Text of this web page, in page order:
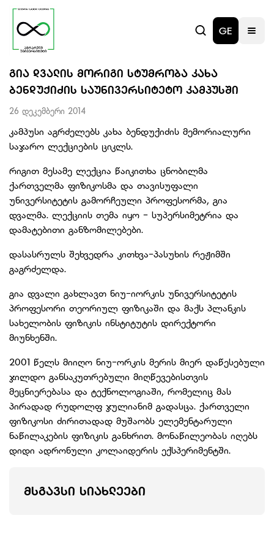
GE
ᲒᲘᲐ ᲓᲕᲐᲚᲘᲡ ᲛᲝᲠᲘᲒᲘ ᲡᲢᲣᲛᲠᲝᲑᲐ ᲙᲐᲮᲐ
ᲑᲔᲜᲓᲣᲥᲘᲫᲘᲡ ᲡᲐᲣᲜᲘᲕᲔᲠᲡᲘᲢᲔᲢᲝ ᲙᲐᲛᲞᲣᲡᲨᲘ
26 დეკემბერი 2014
კამპუსი აგრძელებს კახა ბენდუქიძის მემორიალური
საჯარო ლექციების ციკლს.
რიგით მესამე ლექცია წაიკითხა ცნობილმა
ქართველმა ფიზიკოსმა და თავისუფალი
უნივერსიტეტის გამორჩეული პროფესორმა, გია
დვალმა. ლექციის თემა იყო - სუპერსიმეტრია და
დამატებითი განზომილებები.
დასასრულს შეხვედრა კითხვა-პასუხის რეჟიმში
გაგრძელდა.
გია დვალი გახლავთ ნიუ-იორკის უნივერსიტეტის
პროფესორი თეორიულ ფიზიკაში და მაქს პლანკის
სახელობის ფიზიკის ინსტიტუტის დირექტორი
მიუნხენში.
2001 წელს მიიღო ნიუ-ორკის მერის მიერ დაწესებული
ჯილდო განსაკუთრებული მიღწევებისთვის
მეცნიერებასა და ტექნოლოგიაში, რომელიც მას
პირადად რუდოლფ ჯულიანიმ გადასცა. ქართველი
ფიზიკოსი ძირითადად მუშაობს ელემენტარული
ნაწილაკების ფიზიკის განხრით. მონაწილეობას იღებს
დიდი ადრონული კოლაიდერის ექსპერიმენტში.
ᲛᲡᲒᲐᲕᲡᲘ ᲡᲘᲐᲮᲚᲔᲔᲑᲘ